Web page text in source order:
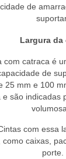
de
Largura da
com catraca é
de
25 mm e 100
e são indicadas
com essa
como caixas,
porte.